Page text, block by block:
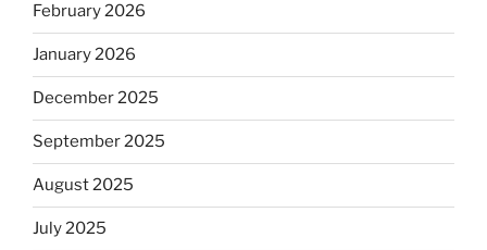
February 2026
January 2026
December 2025
September 2025
August 2025
July 2025